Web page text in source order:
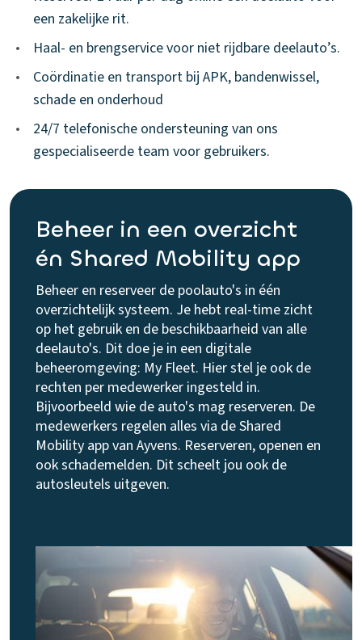
een zakelijke rit.
•
Haal- en brengservice voor niet rijdbare deelauto’s.
•
Coördinatie en transport bij APK, bandenwissel,
schade en onderhoud
•
24/7 telefonische ondersteuning van ons
gespecialiseerde team voor gebruikers.
Beheer in een overzicht
én Shared Mobility app
Beheer en reserveer de poolauto's in één
overzichtelijk systeem. Je hebt real-time zicht
op het gebruik en de beschikbaarheid van alle
deelauto's. Dit doe je in een digitale
beheeromgeving: My Fleet. Hier stel je ook de
rechten per medewerker ingesteld in.
Bijvoorbeeld wie de auto's mag reserveren. De
medewerkers regelen alles via de Shared
Mobility app van Ayvens. Reserveren, openen en
ook schademelden. Dit scheelt jou ook de
autosleutels uitgeven.